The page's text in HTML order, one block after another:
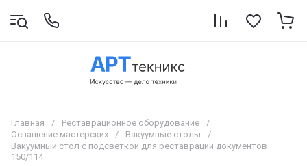
Главная / Реставрационное оборудование
/
Оснащение мастерских
/ Вакуумные столы
/
Вакуумный стол с подсветкой для реставрации документов
150/114